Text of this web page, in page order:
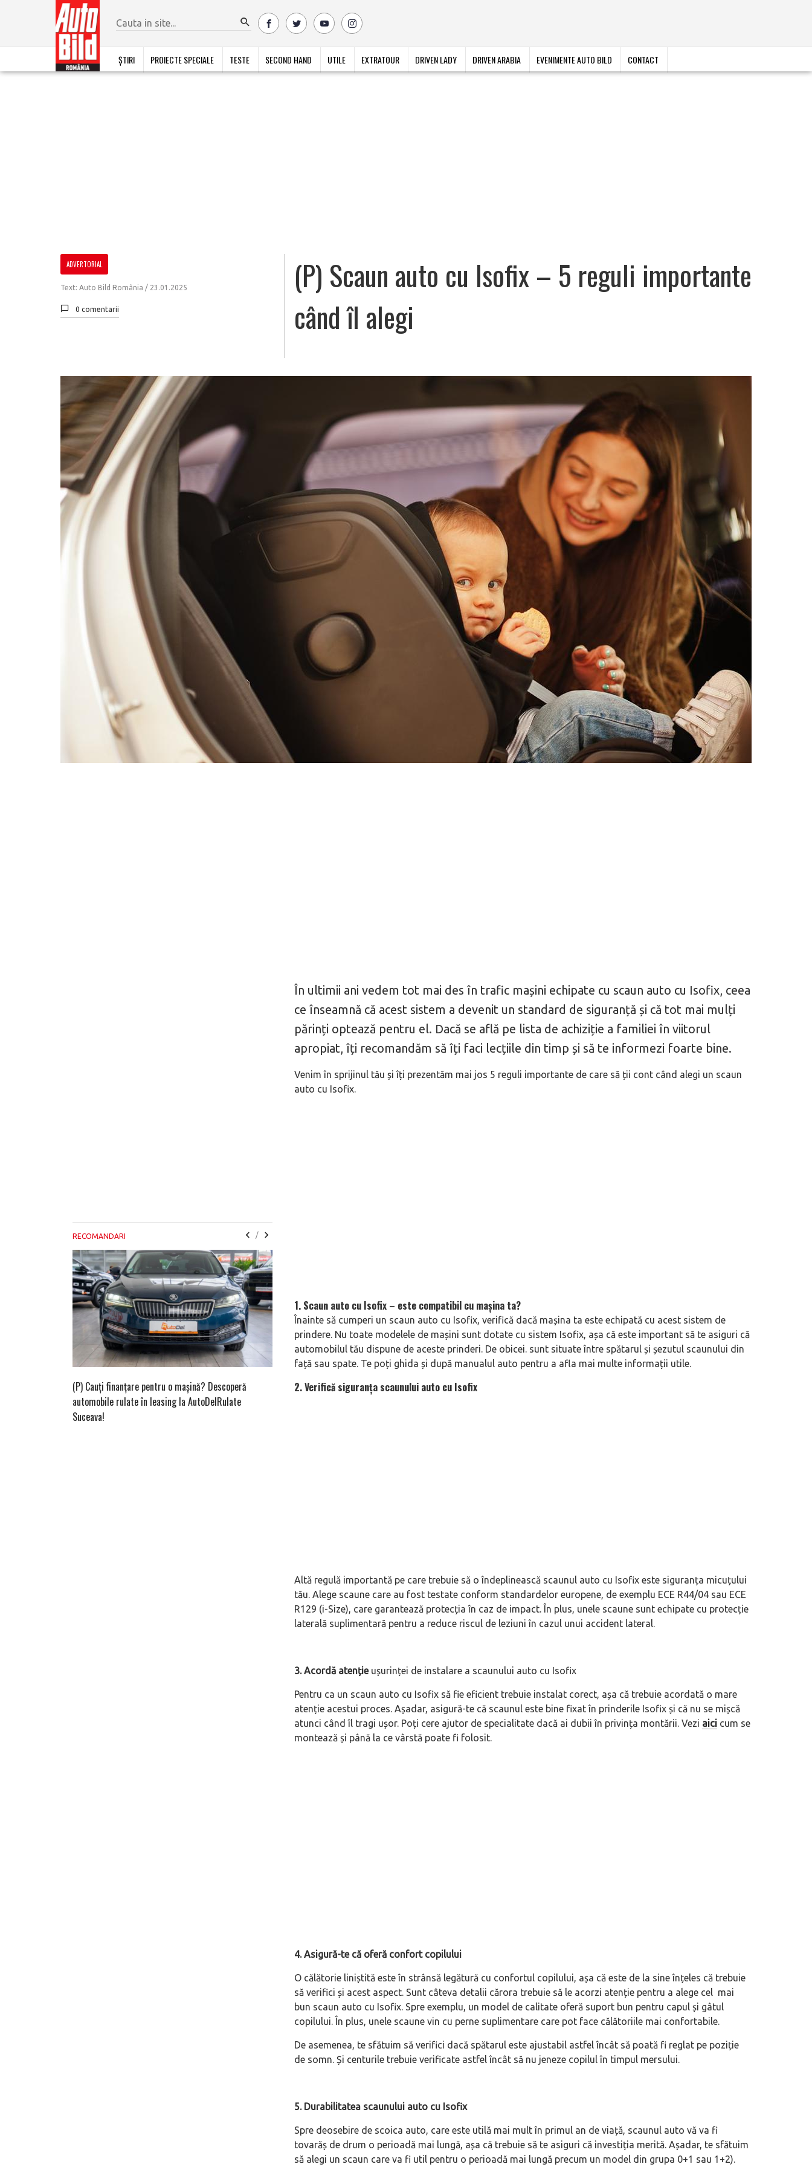
ȘTIRI PROIECTE SPECIALE TESTE SECOND HAND UTILE EXTRATOUR DRIVEN LADY DRIVEN ARABIA EVENIMENTE AUTO BILD CONTACT
ADVERTORIAL
Text: Auto Bild România / 23.01.2025
0 comentarii
(P) Scaun auto cu Isofix – 5 reguli importante
când îl alegi
În ultimii ani vedem tot mai des în trafic mașini echipate cu scaun auto cu Isofix, ceea
ce înseamnă că acest sistem a devenit un standard de siguranță și că tot mai mulți
părinți optează pentru el. Dacă se află pe lista de achiziție a familiei în viitorul
apropiat, îți recomandăm să îți faci lecțiile din timp și să te informezi foarte bine.
Venim în sprijinul tău și îți prezentăm mai jos 5 reguli importante de care să ții cont când alegi un scaun
auto cu Isofix.
1. Scaun auto cu Isofix – este compatibil cu mașina ta?
Înainte să cumperi un scaun auto cu Isofix, verifică dacă mașina ta este echipată cu acest sistem de
prindere. Nu toate modelele de mașini sunt dotate cu sistem Isofix, așa că este important să te asiguri că
automobilul tău dispune de aceste prinderi. De obicei. sunt situate între spătarul și șezutul scaunului din
față sau spate. Te poți ghida și după manualul auto pentru a afla mai multe informații utile.
2. Verifică siguranța scaunului auto cu Isofix
Altă regulă importantă pe care trebuie să o îndeplinească scaunul auto cu Isofix este siguranța micuțului
tău. Alege scaune care au fost testate conform standardelor europene, de exemplu ECE R44/04 sau ECE
R129 (i-Size), care garantează protecția în caz de impact. În plus, unele scaune sunt echipate cu protecție
laterală suplimentară pentru a reduce riscul de leziuni în cazul unui accident lateral.
3. Acordă atențieușurinței de instalare a scaunului auto cu Isofix
Pentru ca un scaun auto cu Isofix să fie eficient trebuie instalat corect, așa că trebuie acordată o mare
atenție acestui proces. Așadar, asigură-te că scaunul este bine fixat în prinderile Isofix și că nu se mișcă
atunci când îl tragi ușor. Poți cere ajutor de specialitate dacă ai dubii în privința montării. Vezi aicicum se
montează și până la ce vârstă poate fi folosit.
4. Asigură-te că oferă confort copilului
O călătorie liniștită este în strânsă legătură cu confortul copilului, așa că este de la sine înțeles că trebuie
să verifici și acest aspect. Sunt câteva detalii cărora trebuie să le acorzi atenție pentru a alege cel mai
bun scaun auto cu Isofix. Spre exemplu, un model de calitate oferă suport bun pentru capul și gâtul
copilului. În plus, unele scaune vin cu perne suplimentare care pot face călătoriile mai confortabile.
De asemenea, te sfătuim să verifici dacă spătarul este ajustabil astfel încât să poată fi reglat pe poziție
de somn. Și centurile trebuie verificate astfel încât să nu jeneze copilul în timpul mersului.
5. Durabilitatea scaunului auto cu Isofix
Spre deosebire de scoica auto, care este utilă mai mult în primul an de viață, scaunul auto vă va fi
tovarăș de drum o perioadă mai lungă, așa că trebuie să te asiguri că investiția merită. Așadar, te sfătuim
să alegi un scaun care va fi util pentru o perioadă mai lungă precum un model din grupa 0+1 sau 1+2).
RECOMANDARI /
(P) Cauți finanțare pentru o mașină? Descoperă
automobile rulate în leasing la AutoDelRulate
Suceava!
(P) Cum citești corect semnele de pe anvelope și ce
(P) Ce păstrează valoarea unui autovehicul în timp